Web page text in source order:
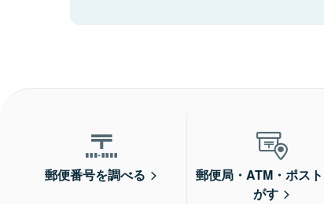
郵便番号を調べる
郵便局・ATM・ポス
がす